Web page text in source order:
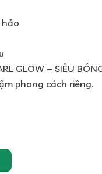
hảo
GLOW – SIÊU
phong cách riêng.